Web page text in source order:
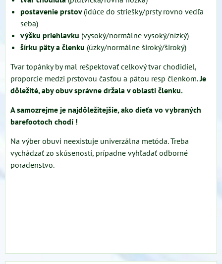
postavenie prstov (idúce do striešky/prsty rovno vedľa
seba)
výšku priehlavku (vysoký/normálne vysoký/nízký)
šírku päty a členku (úzky/normálne široký/široký)
Tvar topánky by mal rešpektovať celkový tvar chodidiel,
proporcie medzi prstovou časťou a pätou resp členkom.Je
dôležité, aby obuv správne držala v oblasti členku.
A samozrejme je najdôležitejšie, ako dieťa vo vybraných
barefootoch chodí !
Na výber obuvi neexistuje univerzálna metóda. Treba
vychádzať zo skúseností, prípadne vyhľadať odborné
poradenstvo.